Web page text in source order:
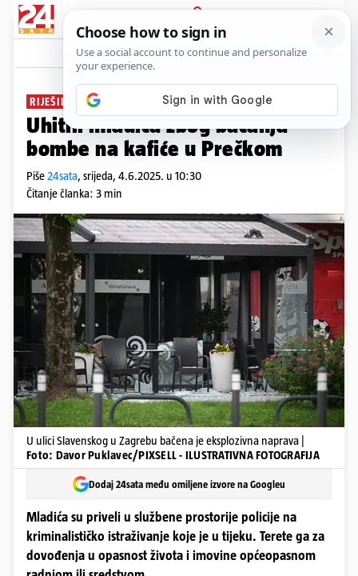
PRIJAVA
News Komentari
RIJEŠILI EKSPLOZIJU U ZAGREBU
Uhitili mladića zbog bacanja
bombe na kafiće u Prečkom
Piše24sata, srijeda, 4.6.2025. u 10:30
Čitanje članka: 3 min
U ulici Slavenskog u Zagrebu bačena je eksplozivna naprava |
Foto: Davor Puklavec/PIXSELL - ILUSTRATIVNA FOTOGRAFIJA
Dodaj 24sata među omiljene izvore na Googleu
Mladića su priveli u službene prostorije policije na
kriminalističko istraživanje koje je u tijeku. Terete ga za
dovođenja u opasnost života i imovine općeopasnom